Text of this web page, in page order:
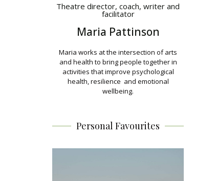
Theatre director, coach, writer and
facilitator
Maria Pattinson
Maria works atthe intersection of arts
and health to bring people together in
activities that improve psychological
health, resilience and emotional
wellbeing.
Personal Favourites